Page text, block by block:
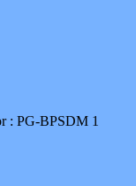
: PG-BPSDM 1